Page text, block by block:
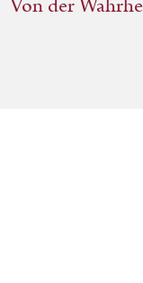
Von der